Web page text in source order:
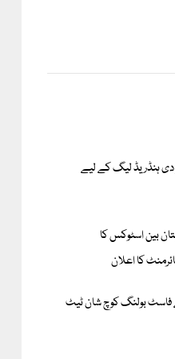
دی ہنڈریڈ لیگ کے لیے
بین اسٹوکس کا
کا اعلان
فاسٹ بولنگ کوچ شان ٹیٹ